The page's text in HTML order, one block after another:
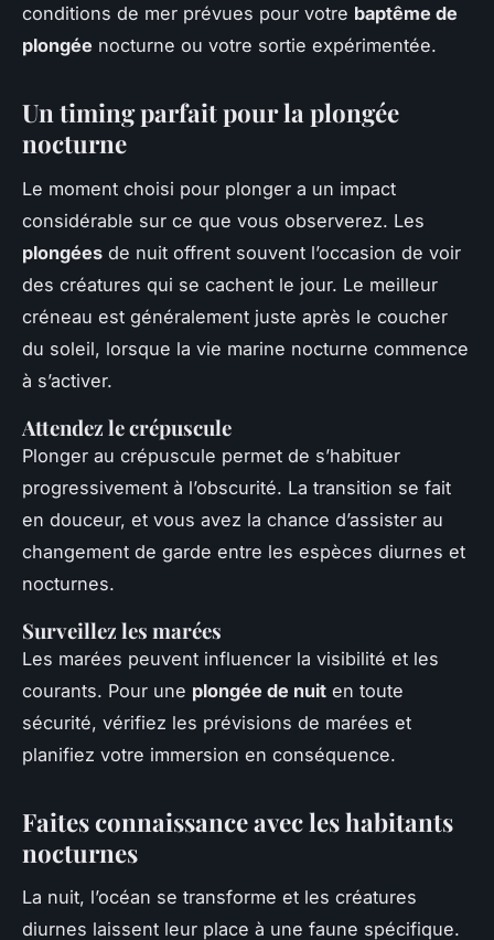
conditions de mer prévues pour votre baptême de
plongée nocturne ou votre sortie expérimentée.
Un timing parfait pour la plongée
nocturne
Le moment choisi pour plonger a un impact
considérable sur ce que vous observerez. Les
plongées de nuit offrent souvent l’occasion de voir
des créatures qui se cachent le jour. Le meilleur
créneau est généralement juste après le coucher
du soleil, lorsque la vie marine nocturne commence
à s’activer.
Attendez le crépuscule
Plonger au crépuscule permet de s’habituer
progressivement à l’obscurité. La transition se fait
en douceur, et vous avez la chance d’assister au
changement de garde entre les espèces diurnes et
nocturnes.
Surveillez les marées
Les marées peuvent influencer la visibilité et les
courants. Pour une plongée de nuit en toute
sécurité, vérifiez les prévisions de marées et
planifiez votre immersion en conséquence.
Faites connaissance avec les habitants
nocturnes
La nuit, l’océan se transforme et les créatures
diurnes laissent leur place à une faune spécifique.